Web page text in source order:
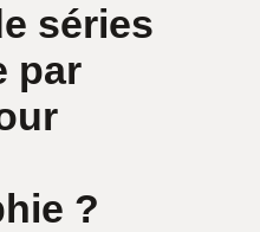
séries
par
?